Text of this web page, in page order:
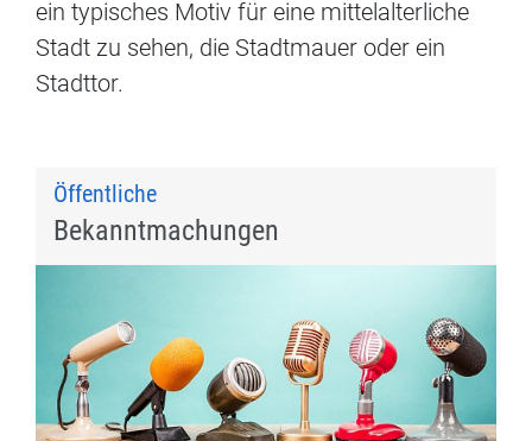
ein typisches Motiv für eine mittelalterliche
Stadt zu sehen, die Stadtmauer oder ein
Stadttor.
Öffentliche
Bekanntmachungen